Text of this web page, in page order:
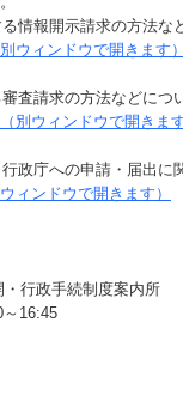
報開示請求の方法な
ウィンドウで開きます）
請求の方法などにつ
別ウィンドウで開きます
庁への申請・届出に
ィンドウで開きます）
行政手続制度案内所
16:45